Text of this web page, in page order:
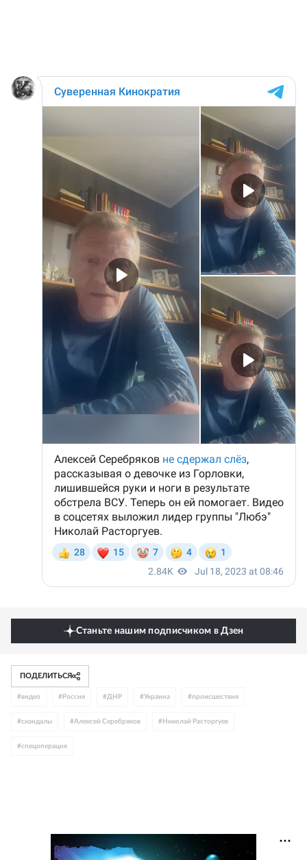
Станьте нашим подписчиком в Дзен
ПОДЕЛИТЬСЯ
#видео # Россия # ДНР #Украина #происшествия
#скандалы #Алексей Серебряков # Николай Расторгуев
#спецоперация